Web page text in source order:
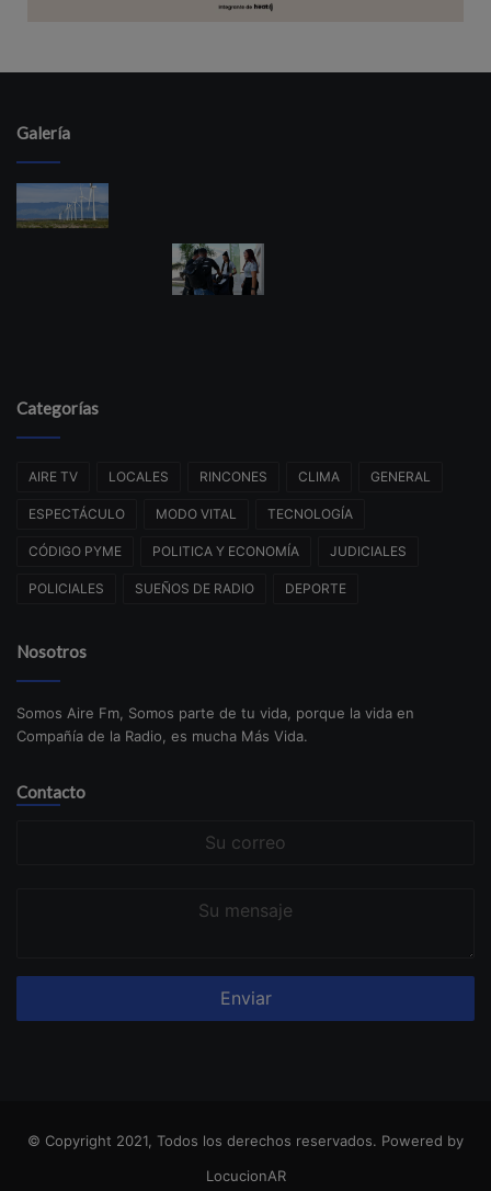
Galería
Categorías
AIRE TV LOCALES RINCONES CLIMA GENERAL
ESPECTÁCULO MODO VITAL TECNOLOGÍA
CÓDIGO PYME POLITICA Y ECONOMÍA JUDICIALES
POLICIALES SUEÑOS DE RADIO DEPORTE
Nosotros
Somos Aire Fm, Somos parte de tu vida, porque la vida en
Compañía de la Radio, es mucha Más Vida.
Contacto
© Copyright 2021, Todos los derechos reservados. Powered by
LocucionAR